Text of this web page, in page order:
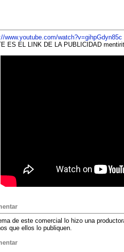
www.youtube.com/watch?v=gihpGdyn85c
ES EL LINK DE LA PUBLICIDAD
de este comercial lo hizo una
que ellos lo publiquen.